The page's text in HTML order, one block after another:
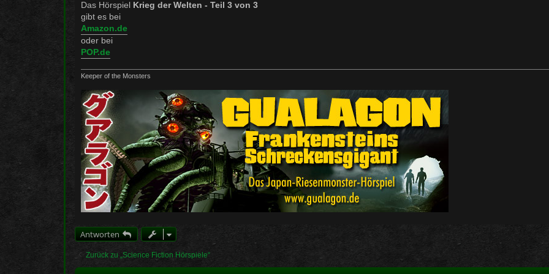
Das Hörspiel Krieg der Welten - Teil 3 von 3
gibt es bei
Amazon.de
oder bei
POP.de
Keeper of the Monsters
Antworten
Zurück zu „Science Fiction Hörspiele“